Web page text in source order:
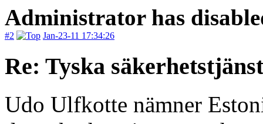
Administrator has
#2 Jan-23-11 17:34:26
Re: Tyska
Udo Ulfkotte nämner